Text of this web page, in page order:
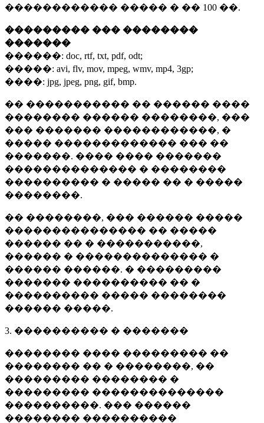
������������ ����� � �� 100 ��.
��������� ��� ��������
�������
������: doc, rtf, txt, pdf, odt;
�����: avi, flv, mov, mpeg, wmv, mp4, 3gp;
����: jpg, jpeg, png, gif, bmp.
�� ����������� �� ������ ����
�������� ������ ��������, ���
��� ������� ������������, �
����� ������������� ��� ��
�������. ���� ���� �������
�������������� � ��������
���������� � ����� �� � �����
��������.
�� ��������, ��� ������ �����
��������������� �� �����
������ �� � �����������,
������ � �������������� �
������ ������. � ���������
������� ���������� �� �
���������� ����� ��������
������ �����.
3. ���������� � �������
�������� ���� ��������� ��
�������� �� � ��������, ��
��������� �������� �
��������� ��������������
����������. ��� ������
�������� ����������